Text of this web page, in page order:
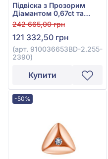
Підвіска з Прозорим
Діамантом 0,67ct та
Чорним Діамантом
0,23ct із білого золота
585°, арт. 910036653BD-
2.255-2390
242 665,00 грн
121 332,50 грн
(арт. 910036653BD-2.255-
2390)
Купити
-50%